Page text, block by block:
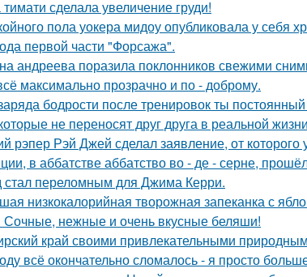
сделала увеличение груди!
пола уокера мидоу опубликовала у себя
первой части "Форсажа".
андреева поразила поклонников свежими
максимально прозрачно и по - доброму.
бодрости после тренировок ты
не переносят друг друга в реальной
рэпер Рэй Джей сделал заявление, от которого
в аббатстве аббатство во - де - серне,
стал переломным для Джима Керри.
низкокалорийная творожная запеканка с
нежные и очень вкусные беляши!
край своими привлекательными
всё окончательно сломалось - я просто